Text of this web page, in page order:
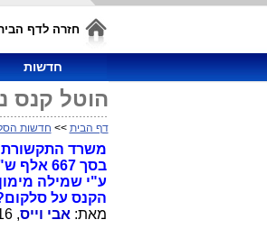
חזרה לדף
חדשות
הוטל קנס
דף הבית >> חדשות
בסך
ע"י שמילה
הקנס על
מאת: אבי וייס, 24.10.16, 16:54